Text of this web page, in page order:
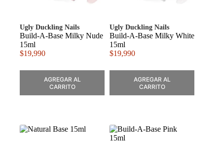
Ugly Duckling Nails
Build-A-Base Milky Nude
15ml
$19,990
AGREGAR AL
CARRITO
Ugly Duckling Nails
Build-A-Base Milky White
15ml
$19,990
AGREGAR AL
CARRITO